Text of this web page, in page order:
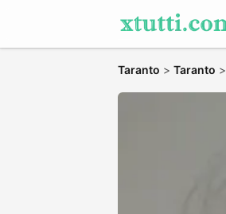
Taranto > Taranto >